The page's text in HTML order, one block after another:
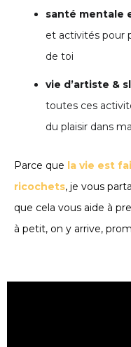
santé mentale
et activités pour
de toi
vie d’artiste &
toutes ces
du plaisir dans
Parce que la vie est
ricochets, je vous
que cela vous aide à
à petit, on y arrive,